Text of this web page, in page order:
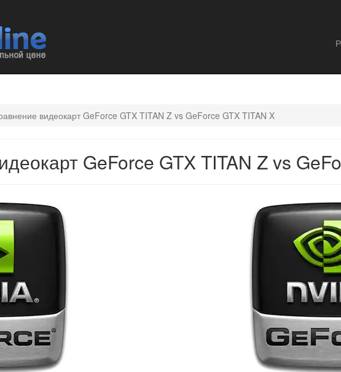
видеокарт GeForce GTX TITAN Z vs GeForce GTX TITAN X
GeForce GTX TITAN Z vs